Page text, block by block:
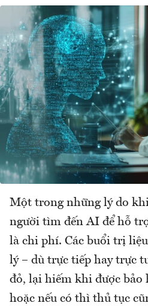
Một trong những lý do
người tìm đến AI để hỗ
là chi phí. Các buổi trị
lý – dù trực tiếp hay trực
đỏ, lại hiếm khi được bảo
hoặc nếu có thì thủ tục